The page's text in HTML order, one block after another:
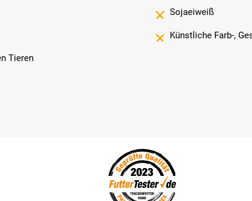
Tieren
Sojaeiweiß
Künstliche Farb-,